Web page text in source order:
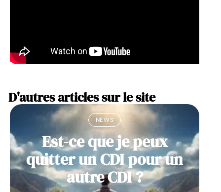
D'autres articles sur le site
NEWS
Est-ce que je peux
quitter un CDI pour un
autre CDI ?